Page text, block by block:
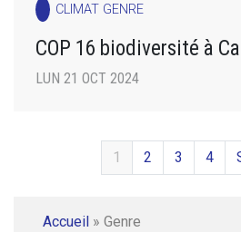
CLIMAT GENRE
COP 16 biodiversité à
LUN 21 OCT 2024
1 2 3 4
Accueil » Genre